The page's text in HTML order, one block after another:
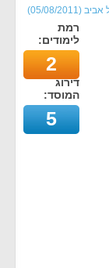
אביב (
05/08/2011
)
רמת
לימודים:
2
דירוג
המוסד:
5